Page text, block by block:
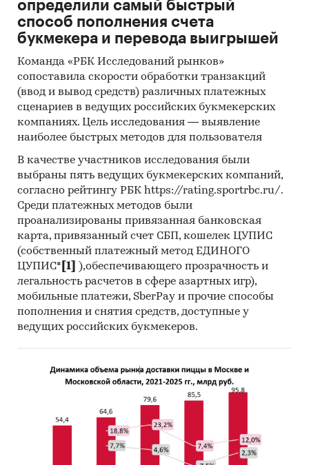
порталы
Методы:
Кабинетное исследование. Поиск и анализ
информации из различных источников,
проведение расчетов. Статистика и
аналитика
Прогноз ГидМаркет. Современные
статистические методы прогнозирования с
поправкой на мнение экспертов.
Отчет отражает мнение авторов и не является
инвестиционной рекомендацией
Категории: Потребительские услуги / ... /
Рестораны / Доставка еды
Россия
определили самый быстрый
способ пополнения счета
букмекера и перевода выигрышей
Команда «РБК Исследований рынков»
сопоставила скорости обработки транзакций
(ввод и вывод средств) различных платежных
сценариев в ведущих российских букмекерских
компаниях. Цель исследования — выявление
наиболее быстрых методов для пользователя
В качестве участников исследования были
выбраны пять ведущих букмекерских компаний,
согласно рейтингу РБК https://rating.sportrbc.ru/.
Среди платежных методов были
проанализированы привязанная банковская
карта, привязанный счет СБП, кошелек ЦУПИС
(собственный платежный метод ЕДИНОГО
ЦУПИС* [1]
),обеспечивающего прозрачность и
легальность расчетов в сфере азартных игр),
мобильные платежи, SberPay и прочие способы
пополнения и снятия средств, доступные у
ведущих российских букмекеров.